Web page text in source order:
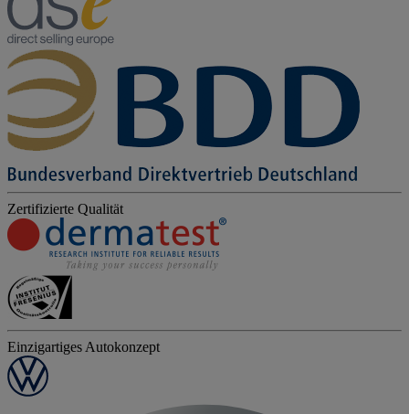
Zertifizierte Qualität
Einzigartiges Autokonzept